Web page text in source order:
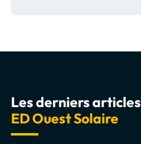
Les derniers articles
ED Ouest Solaire